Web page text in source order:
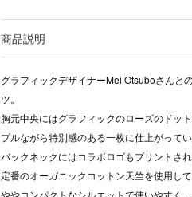
商品説明
グラフィックデザイナーMei Otsuboさんと
ツ。
胸元中央にはグラフィックのローズのドッ
プルながら特別感のある一枚に仕上がってい
バックネックにはコラボロゴもプリントされ
定番のオーガニックコットン天竺を使用して
ややコンパクトなシルエットで使いやすく